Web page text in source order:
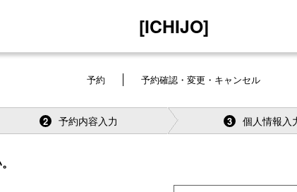
[ICHIJO]
予約 予約確認・変更・キャンセル
2 予約内容入力 3 個人情報入